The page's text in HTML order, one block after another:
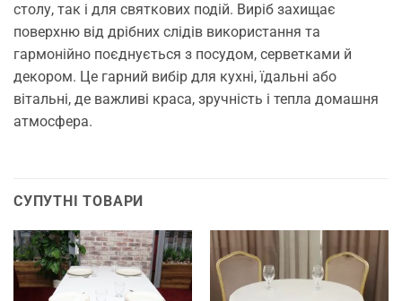
столу, так і для святкових подій. Виріб захищає
поверхню від дрібних слідів використання та
гармонійно поєднується з посудом, серветками й
декором. Це гарний вибір для кухні, їдальні або
вітальні, де важливі краса, зручність і тепла домашня
атмосфера.
СУПУТНІ ТОВАРИ